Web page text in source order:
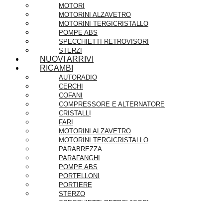
MOTORI
MOTORINI ALZAVETRO
MOTORINI TERGICRISTALLO
POMPE ABS
SPECCHIETTI RETROVISORI
STERZI
NUOVI ARRIVI
RICAMBI
AUTORADIO
CERCHI
COFANI
COMPRESSORE E ALTERNATORE
CRISTALLI
FARI
MOTORINI ALZAVETRO
MOTORINI TERGICRISTALLO
PARABREZZA
PARAFANGHI
POMPE ABS
PORTELLONI
PORTIERE
STERZO